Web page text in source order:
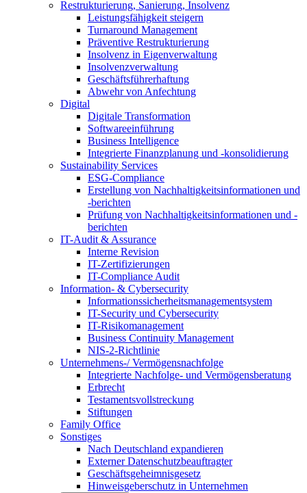
Restrukturierung, Sanierung, Insolvenz
Leistungsfähigkeit steigern
Turnaround Management
Präventive Restrukturierung
Insolvenz in Eigenverwaltung
Insolvenzverwaltung
Geschäftsführerhaftung
Abwehr von Anfechtung
Digital
Digitale Transformation
Softwareeinführung
Business Intelligence
Integrierte Finanzplanung und -konsolidierung
Sustainability Services
ESG-Compliance
Erstellung von Nachhaltigkeitsinformationen und
-berichten
Prüfung von Nachhaltigkeitsinformationen und -
berichten
IT-Audit & Assurance
Interne Revision
IT-Zertifizierungen
IT-Compliance Audit
Information- & Cybersecurity
Informationssicherheitsmanagementsystem
IT-Security und Cybersecurity
IT-Risikomanagement
Business Continuity Management
NIS-2-Richtlinie
Unternehmens-/Vermögensnachfolge
Integrierte Nachfolge- und Vermögensberatung
Erbrecht
Testamentsvollstreckung
Stiftungen
Family Office
Sonstiges
Nach Deutschland expandieren
Externer Datenschutzbeauftragter
Geschäftsgeheimnisgesetz
Hinweisgeberschutz in Unternehmen